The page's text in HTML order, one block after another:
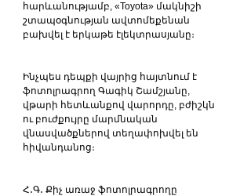
հարևանությամբ, «Toyota» մակնիշի
շտապօգնության ավտոմեքենան
բախվել է երկաթե էլեկտրասյանը։
Ինչպես դեպքի վայրից հայտնում է
ֆոտոլրագրող Գագիկ Շամշյանը,
վթարի հետևանքով վարորդը, բժիշկն
ու բուժքույրը մարմնական
վնասվածքներով տեղափոխվել են
հիվանդանոց։
Հ․Գ․ Քիչ առաջ ֆոտոլրագրողը